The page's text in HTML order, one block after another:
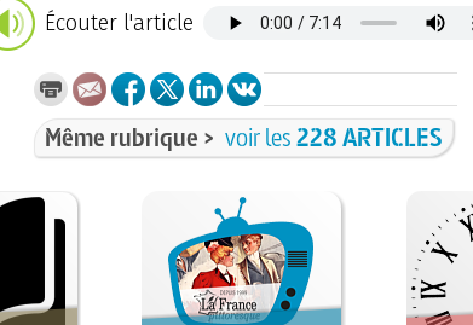
Écouter l'article
Même rubrique > voir les228 ARTICLES